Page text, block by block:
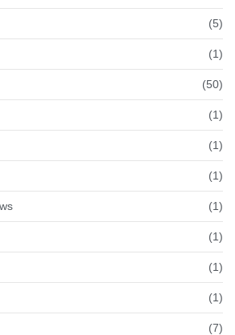
(5)
(1)
(50)
(1)
(1)
(1)
(1)
(1)
(1)
(1)
(7)